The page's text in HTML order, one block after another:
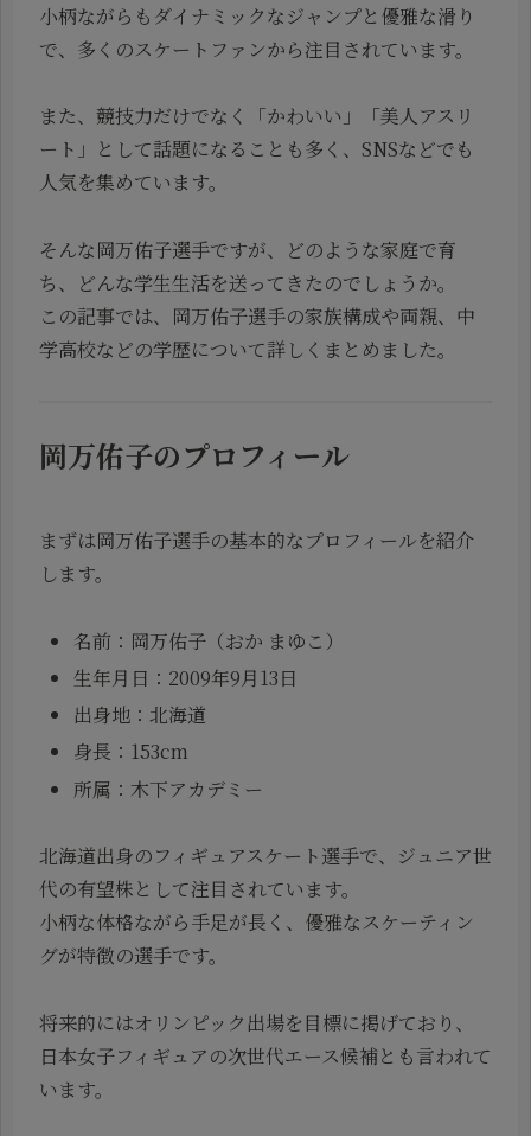
小柄ながらもダイナミックなジャンプと優雅な滑り
で、多くのスケートファンから注目されています。
また、競技力だけでなく「かわいい」「美人アスリ
ート」として話題になることも多く、SNSなどでも
人気を集めています。
そんな岡万佑子選手ですが、どのような家庭で育
ち、どんな学生生活を送ってきたのでしょうか。
この記事では、岡万佑子選手の家族構成や両親、中
学高校などの学歴について詳しくまとめました。
岡万佑子のプロフィール
まずは岡万佑子選手の基本的なプロフィールを紹介
します。
名前：岡万佑子（おか まゆこ）
生年月日：2009年9月13日
出身地：北海道
身長：153cm
所属：木下アカデミー
北海道出身のフィギュアスケート選手で、ジュニア世
代の有望株として注目されています。
小柄な体格ながら手足が長く、優雅なスケーティン
グが特徴の選手です。
将来的にはオリンピック出場を目標に掲げており、
日本女子フィギュアの次世代エース候補とも言われて
います。